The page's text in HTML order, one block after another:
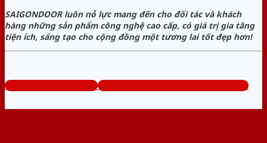
SAIGONDOOR luôn nỗ lực mang đến cho đối tác và khách
hàng những sản phẩm công nghệ cao cấp, có giá trị gia tăng
tiện ích, sáng tạo cho cộng đồng một tương lai tốt đẹp hơn!
www.bancuanhom.com Tổng đài tư vấn miễn phí: 0824.400.400